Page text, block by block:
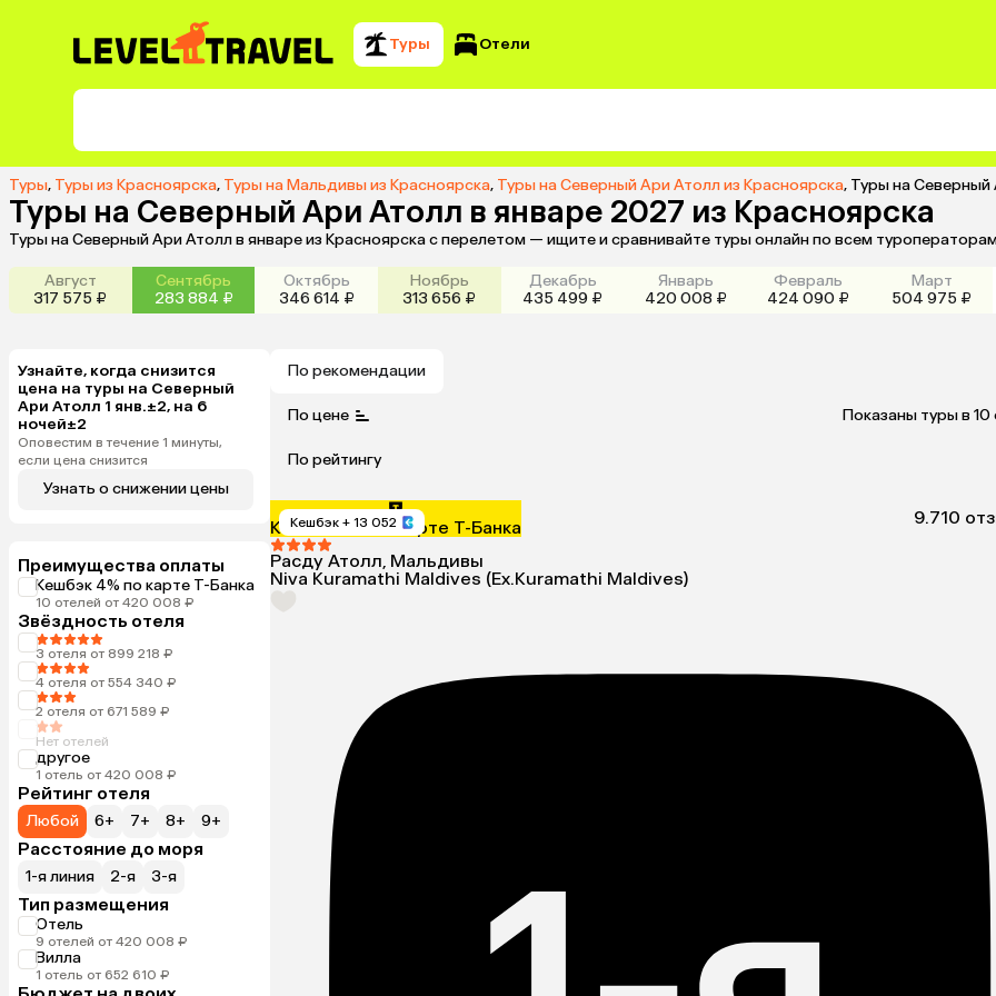
Туры Отели
Туры, Туры из Красноярска, Туры на Мальдивы из Красноярска, Туры на Северный Ари Атолл из Красноярска, Туры на Северный
Туры на Северный Ари Атолл в январе 2027 из Красноярска
Туры на Северный Ари Атолл в январе из Красноярска с перелетом — ищите и сравнивайте туры онлайн по всем
Август
317 575 ₽
Сентябрь
283 884 ₽
Октябрь
346 614 ₽
Ноябрь
313 656 ₽
Декабрь
435 499 ₽
Январь
420 008 ₽
Февраль
424 090 ₽
Март
504 975 ₽
Узнайте, когда снизится
цена на туры на Северный
Ари Атолл 1 янв.±2, на 6
ночей±2
Оповестим в течение 1 минуты,
если цена снизится
Узнать о снижении цены
Преимущества оплаты
Кешбэк 4% по карте Т-Банка
10 отелей от 420 008 ₽
Звёздность отеля
3 отеля от 899 218 ₽
4 отеля от 554 340 ₽
2 отеля от 671 589 ₽
Нет отелей
другое
1 отель от 420 008 ₽
Рейтинг отеля
Любой 6+ 7+ 8+ 9+
Расстояние до моря
1-я линия 2-я 3-я
Тип размещения
Отель
9 отелей от 420 008 ₽
Вилла
1 отель от 652 610 ₽
По рекомендации
По цене
По рейтингу
Показаны туры в 10
Кешбэк + 13 052 9.710
Кешбэк 4% по карте Т-Банка
Расду Атолл, Мальдивы
Niva Kuramathi Maldives (Ex.Kuramathi Maldives)